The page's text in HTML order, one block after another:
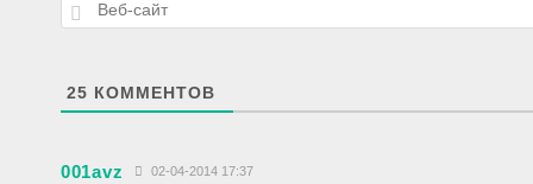
25 КОММЕНТОВ
001avz 02-04-2014 17:37